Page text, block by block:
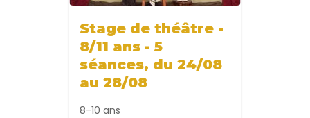
Stage de théâtre -
8/11 ans - 5
séances, du 24/08
au 28/08
8-10 ans